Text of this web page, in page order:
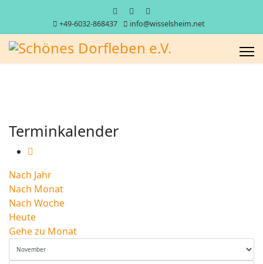
+49-6032-868437 info@wisselsheim.net
Terminkalender
Nach Jahr
Nach Monat
Nach Woche
Heute
Gehe zu Monat